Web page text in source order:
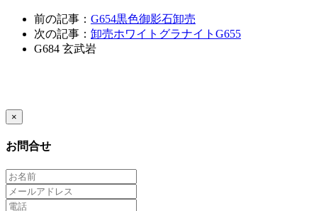
前の記事： G654黒色御影石卸売
次の記事： 卸売ホワイトグラナイトG655
G684 玄武岩
×
お問合せ